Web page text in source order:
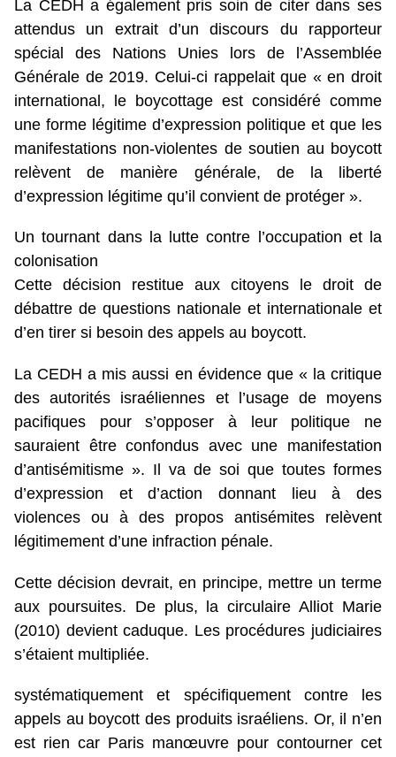
La CEDH a également pris soin de citer dans ses
attendus un extrait d’un discours du rapporteur
spécial des Nations Unies lors de l’Assemblée
Générale de 2019. Celui-ci rappelait que « en droit
international, le boycottage est considéré comme
une forme légitime d’expression politique et que les
manifestations non-violentes de soutien au boycott
relèvent de manière générale, de la liberté
d’expression légitime qu’il convient de protéger ».
Un tournant dans la lutte contre l’occupation et la
colonisation
Cette décision restitue aux citoyens le droit de
débattre de questions nationale et internationale et
d’en tirer si besoin des appels au boycott.
La CEDH a mis aussi en évidence que « la critique
des autorités israéliennes et l’usage de moyens
pacifiques pour s’opposer à leur politique ne
sauraient être confondus avec une manifestation
d’antisémitisme ». Il va de soi que toutes formes
d’expression et d’action donnant lieu à des
violences ou à des propos antisémites relèvent
légitimement d’une infraction pénale.
Cette décision devrait, en principe, mettre un terme
aux poursuites. De plus, la circulaire Alliot Marie
(2010) devient caduque. Les procédures judiciaires
s’étaient multipliée.
systématiquement et spécifiquement contre les
appels au boycott des produits israéliens. Or, il n’en
est rien car Paris manœuvre pour contourner cet